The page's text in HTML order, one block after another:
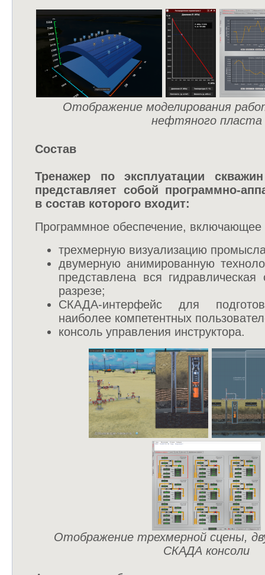
Отображение моделирования
нефтяного пласта
Состав
Тренажер по эксплуатации
представляет собой программно-
в состав которого входит:
Программное обеспечение, включающее
трехмерную визуализацию
двумерную анимированную
представлена вся
разрезе;
СКАДА-интерфейс для
наиболее компетентных
консоль управления инструктора.
Отображение трехмерной сцены,
СКАДА консоли